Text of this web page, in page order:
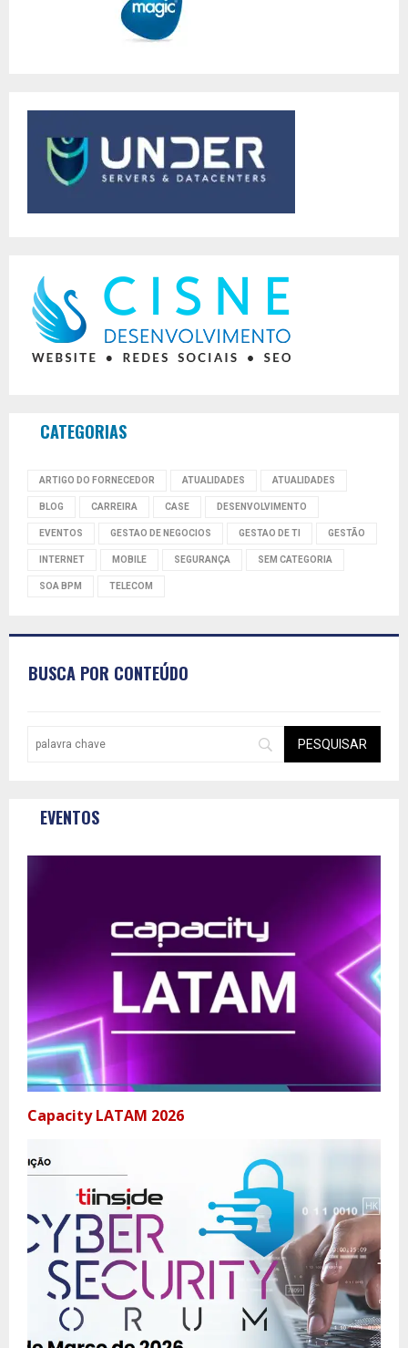
CATEGORIAS
ARTIGO DO FORNECEDOR ATUALIDADES ATUALIDADES
BLOG CARREIRA CASE DESENVOLVIMENTO
EVENTOS GESTAO DE NEGOCIOS GESTAO DE TI GESTÃO
INTERNET MOBILE SEGURANÇA SEM CATEGORIA
SOA BPM TELECOM
BUSCA POR CONTEÚDO
EVENTOS
Capacity LATAM 2026